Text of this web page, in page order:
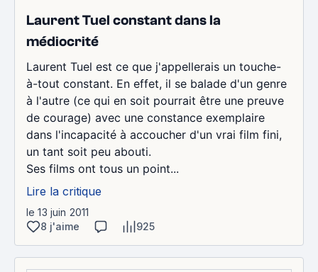
Laurent Tuel constant dans la
médiocrité
Laurent Tuel est ce que j'appellerais un touche-
à-tout constant. En effet, il se balade d'un genre
à l'autre (ce qui en soit pourrait être une preuve
de courage) avec une constance exemplaire
dans l'incapacité à accoucher d'un vrai film fini,
un tant soit peu abouti.
Ses films ont tous un point...
Lire la critique
le 13 juin 2011
8 j'aime
925